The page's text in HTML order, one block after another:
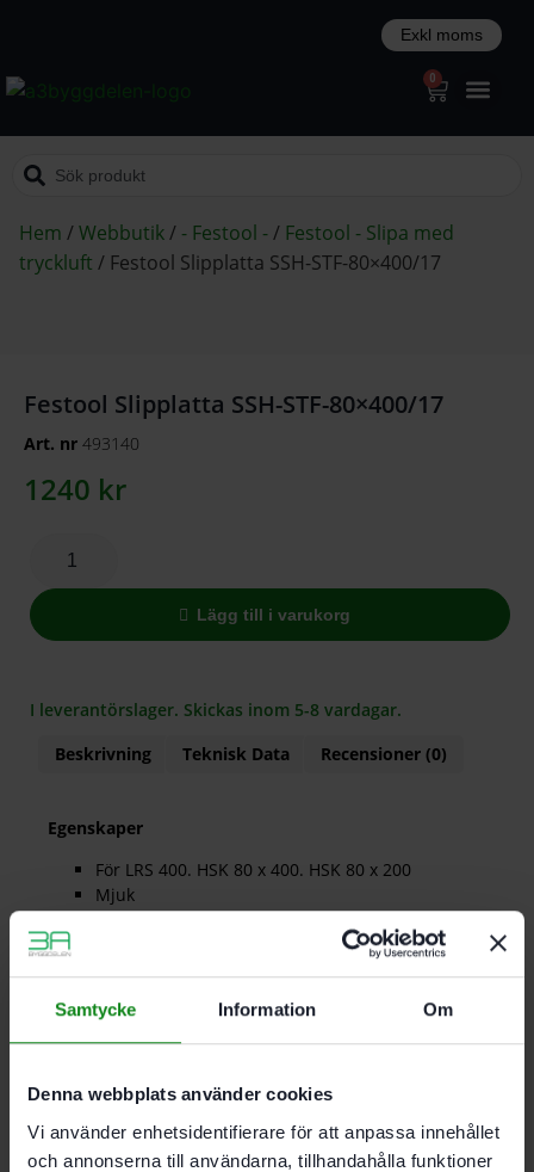
Samtycke Information Om
Denna webbplats använder cookies
Vi använder enhetsidentifierare för att anpassa innehållet
och annonserna till användarna, tillhandahålla funktioner
0
Hem /Webbutik/ - Festool -/ Festool - Slipa med
tryckluft / Festool Slipplatta SSH-STF-80×400/17
Festool Slipplatta SSH-STF-80×400/17
Art. nr 493140
1240 kr
Lägg till i varukorg
I leverantörslager. Skickas inom 5-8 vardagar.
Beskrivning
Teknisk Data Recensioner (0)
Egenskaper
För LRS 400. HSK 80 x 400. HSK 80 x 200
Mjuk
Bli först med att recensera ”Festool Slipplatta SSH-STF-
80×400/17”
Du måste vara inloggad för att skriva en recension.